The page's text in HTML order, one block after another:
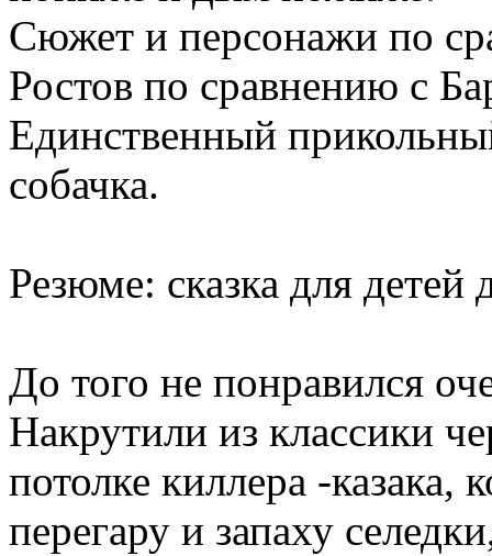
Сюжет и персонажи по
Ростов по сравнению с
Единственный
собачка.
Резюме: сказка для детей
До того не понравился
Накрутили из классики
потолке киллера -
перегару и запаху